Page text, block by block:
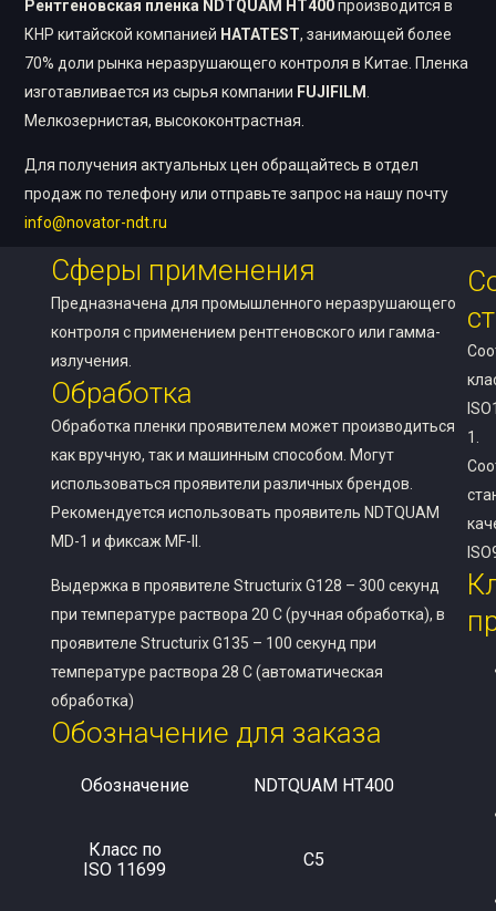
Рентгеновская пленка NDTQUAM HT400производится в
КНР китайской компанией HATATEST, занимающей более
70% доли рынка неразрушающего контроля в Китае. Пленка
изготавливается из сырья компании FUJIFILM
Мелкозернистая, высококонтрастная.
Для получения актуальных цен обращайтесь в отдел
продаж по телефону или отправьте запрос на нашу почту
info@novator-ndt.ru
Сферы применения
Предназначена для промышленного неразрушающего
контроля с применением рентгеновского или гамма-
излучения.
Обработка
Обработка пленки проявителем может производиться
как вручную, так и машинным способом. Могут
использоваться проявители различных брендов.
Рекомендуется использовать проявитель NDTQUAM
MD-1 и фиксаж MF-II.
Выдержка в проявителе Structurix G128 – 300 секунд
при температуре раствора 20 С (ручная обработка), в
проявителе Structurix G135 – 100 секунд при
температуре раствора 28 С (автоматическая
обработка)
Обозначение для заказа
Обозначение NDTQUAM HT400
Класс по
ISO 11699
C5
1.